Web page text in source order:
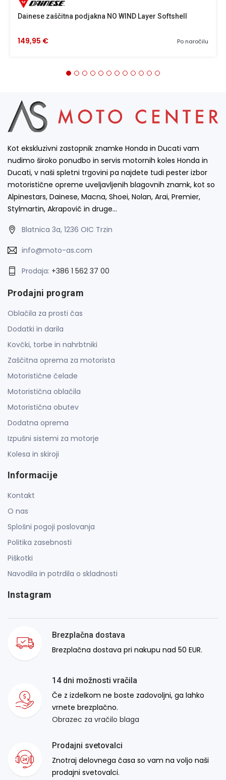
Dainese zaščitna podjakna NO WIND Layer Softshell
Po naročilu
149,95 €
Kot ekskluzivni zastopnik znamke Honda in Ducati vam
nudimo široko ponudbo in servis motornih koles Honda in
Ducati, v naši spletni trgovini pa najdete tudi pester izbor
motoristične opreme uveljavljenih blagovnih znamk, kot so
Alpinestars, Dainese, Macna, Shoei, Nolan, Arai, Premier,
Stylmartin, Akrapovič in druge…
Blatnica 3a, 1236 OIC Trzin
info@moto-as.com
Prodaja: +386 1 562 37 00
Prodajni program
Oblačila za prosti čas
Dodatki in darila
Kovčki, torbe in nahrbtniki
Zaščitna oprema za motorista
Motoristične čelade
Motoristična oblačila
Motoristična obutev
Dodatna oprema
Izpušni sistemi za motorje
Kolesa in skiroji
Informacije
Kontakt
O nas
Splošni pogoji poslovanja
Politika zasebnosti
Piškotki
Navodila in potrdila o skladnosti
Instagram
Brezplačna dostava
Brezplačna dostava pri nakupu nad 50 EUR.
14 dni možnosti vračila
Če z izdelkom ne boste zadovoljni, ga lahko
vrnete brezplačno.
Obrazec za vračilo blaga
Prodajni svetovalci
Znotraj delovnega časa so vam na voljo naši
prodajni svetovalci.